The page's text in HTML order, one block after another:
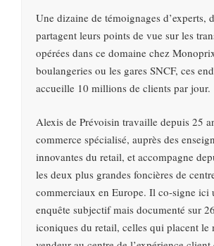
Une dizaine de témoignages d’experts,
partagent leurs points de vue sur les
opérées dans ce domaine chez
boulangeries ou les gares SNCF, ces
accueille 10 millions de clients par jour.
Alexis de Prévoisin travaille depuis 25
commerce spécialisé, auprès des
innovantes du retail, et accompagne
les deux plus grandes foncières de
commerciaux en Europe. Il co-signe ici
enquête subjectif mais documenté sur
iconiques du retail, celles qui placent le